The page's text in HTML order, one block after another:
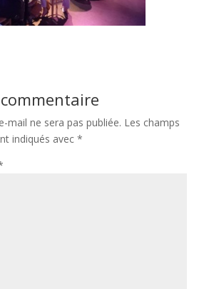
mail ne sera pas publiée. Les champs
indiqués avec *